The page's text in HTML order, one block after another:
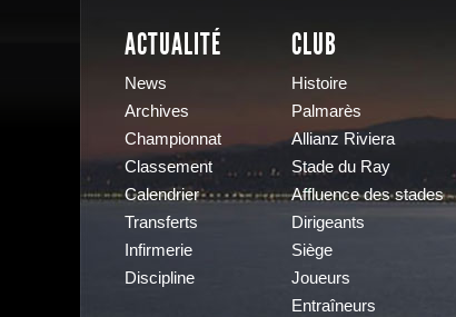
ACTUALITÉ
News
Archives
Championnat
Classement
Calendrier
Transferts
Infirmerie
Discipline
CLUB
Histoire
Palmarès
Allianz Riviera
Stade du Ray
Affluence des stades
Dirigeants
Siège
Joueurs
Entraîneurs